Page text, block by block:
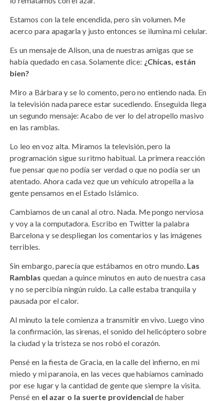
Estamos con la tele encendida, pero sin volumen. Me
acerco para apagarla y justo entonces se ilumina mi celular.
Es un mensaje de Alison, una de nuestras amigas que se
había quedado en casa. Solamente dice: ¿Chicas, están
bien?
Miro a Bárbara y se lo comento, pero no entiendo nada. En
la televisión nada parece estar sucediendo. Enseguida llega
un segundo mensaje: Acabo de ver lo del atropello masivo
en las ramblas.
Lo leo en voz alta. Miramos la televisión, pero la
programación sigue su ritmo habitual. La primera reacción
fue pensar que no podía ser verdad o que no podía ser un
atentado. Ahora cada vez que un vehículo atropella a la
gente pensamos en el Estado Islámico.
Cambiamos de un canal al otro. Nada. Me pongo nerviosa
y voy a la computadora. Escribo en Twitter la palabra
Barcelona y se despliegan los comentarios y las imágenes
terribles.
Sin embargo, parecía que estábamos en otro mundo. Las
Ramblas quedan a quince minutos en auto de nuestra casa
y no se percibía ningún ruido. La calle estaba tranquila y
pausada por el calor.
Al minuto la tele comienza a transmitir en vivo. Luego vino
la confirmación, las sirenas, el sonido del helicóptero sobre
la ciudad y la tristeza se nos robó el corazón.
Pensé en la fiesta de Gracia, en la calle del infierno, en mi
miedo y mi paranoia, en las veces que habíamos caminado
por ese lugar y la cantidad de gente que siempre la visita.
Pensé en el azar o la suerte providencial de haber